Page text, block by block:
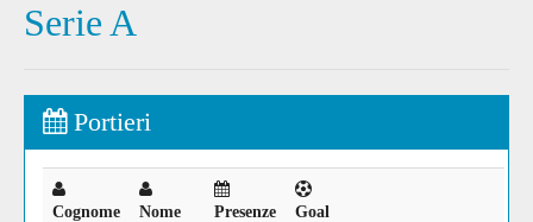
Serie A
Portieri
Cognome Nome Presenze
Goal